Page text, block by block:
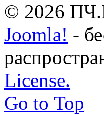
© 2026
Joomla! -
License.
Go to Top